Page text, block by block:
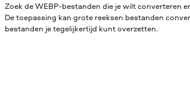
Zoek de WEBP-bestanden die je wilt converteren
De toepassing kan grote reeksen bestanden
bestanden je tegelijkertijd kunt overzetten.